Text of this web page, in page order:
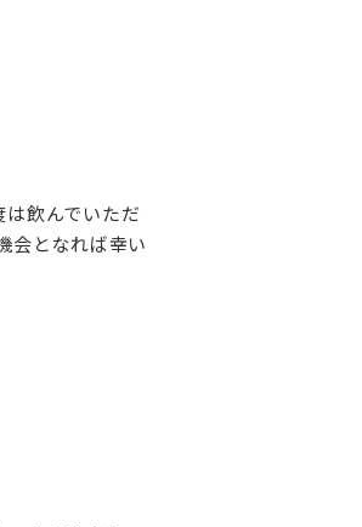
飲んでいただ
会となれば幸い